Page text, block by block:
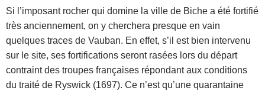
Si l’imposant rocher qui domine la ville de Biche a été fortifié
très anciennement, on y cherchera presque en vain
quelques traces de Vauban. En effet, s’il est bien intervenu
sur le site, ses fortifications seront rasées lors du départ
contraint des troupes françaises répondant aux conditions
du traité de Ryswick (1697). Ce n’est qu’une quarantaine